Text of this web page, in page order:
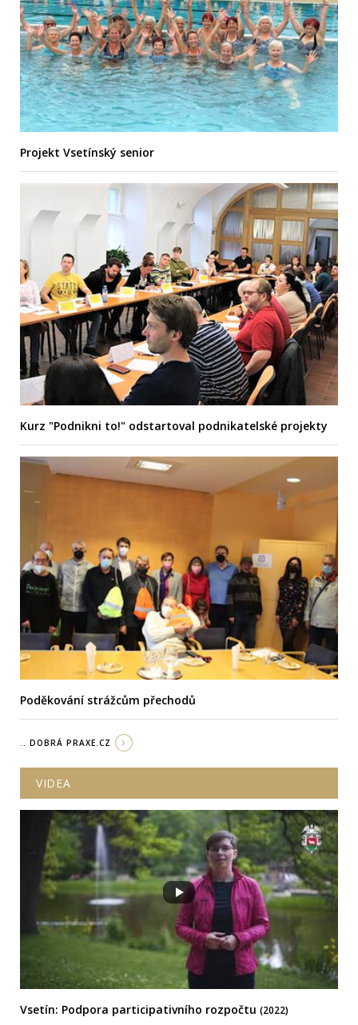
Projekt Vsetínský senior
Kurz "Podnikni to!" odstartoval podnikatelské projekty
Poděkování strážcům přechodů
.. DOBRÁ PRAXE.CZ
VIDEA
Vsetín: Podpora participativního rozpočtu (2022)